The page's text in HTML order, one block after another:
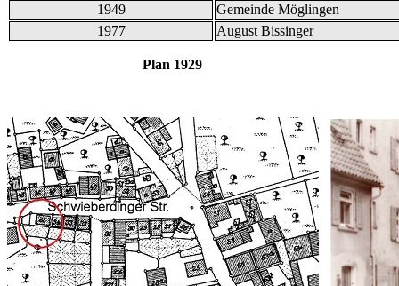
1949
Gemeinde Möglingen
1977
August Bissinger
Plan